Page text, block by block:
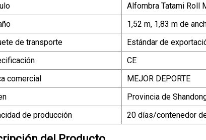
Alfombra Tatami Roll
1,52 m, 1,83 m de
de transporte
Estándar de
CE
comercial
MEJOR DEPORTE
Provincia de
de producción
20 días/contenedor